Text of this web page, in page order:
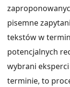
pisemne
tekstów w
potencjalnych
wybrani
terminie, to